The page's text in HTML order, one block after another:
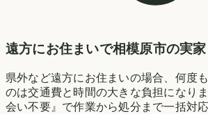
遠方にお住まいで相模原市の実
県外など遠方にお住まいの場合、何度
のは交通費と時間の大きな負担になり
会い不要』で作業から処分まで一括対